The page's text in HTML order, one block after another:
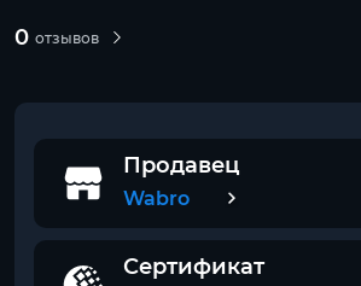
0 отзывов
Продавец
Wabro
Сертификат